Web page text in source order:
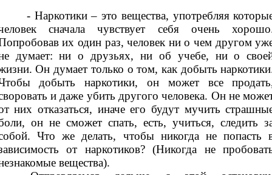
- Наркотики – это вещества, употребляя
сначала чувствует себя очень
их один раз, человек ни о чем другом
думает: ни о друзьях, ни об учебе, ни о
Он думает только о том, как добыть
добыть наркотики, он может все
и даже убить другого человека. Он не
них отказаться, иначе его будут мучить
он не сможет спать, есть, учиться, следить
Что же делать, чтобы никогда не попасть
от наркотиков? (Никогда не
вещества).